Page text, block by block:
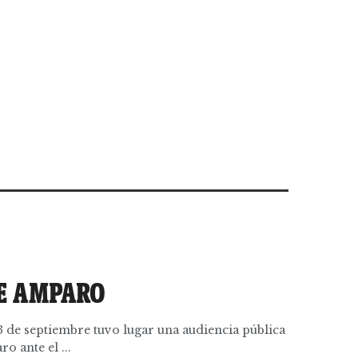
AMPARO
de septiembre tuvo lugar una audiencia pública
ante el ...